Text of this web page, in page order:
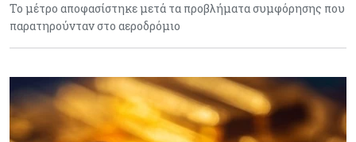
Το μέτρο αποφασίστηκε μετά τα προβλήματα συμφόρησης που
παρατηρούνταν στο αεροδρόμιο